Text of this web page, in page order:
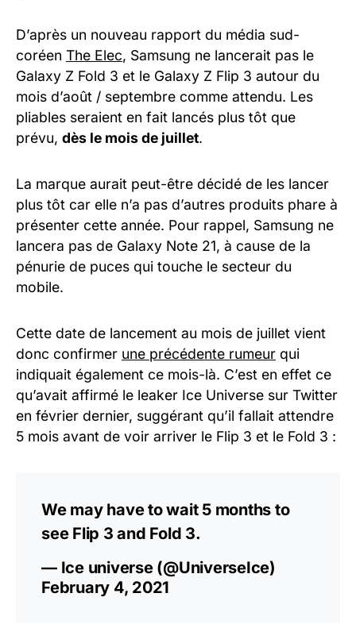
D’après un nouveau rapport du média sud-
coréen The Elec, Samsung ne lancerait pas le
Galaxy Z Fold 3 et le Galaxy Z Flip 3 autour du
mois d’août / septembre comme attendu. Les
pliables seraient en fait lancés plus tôt que
prévu, dès le mois de juillet.
La marque aurait peut-être décidé de les lancer
plus tôt car elle n’a pas d’autres produits phare à
présenter cette année. Pour rappel, Samsung ne
lancera pas de Galaxy Note 21, à cause de la
pénurie de puces qui touche le secteur du
mobile.
Cette date de lancement au mois de juillet vient
donc confirmer une précédente rumeur qui
indiquait également ce mois-là. C’est en effet ce
qu’avait affirmé le leaker Ice Universe sur Twitter
en février dernier, suggérant qu’il fallait attendre
5 mois avant de voir arriver le Flip 3 et le Fold 3 :
We may have to wait 5 months to
see Flip 3 and Fold 3.
— Ice universe (@UniverseIce)
February 4, 2021